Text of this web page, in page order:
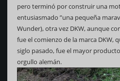
pero terminó por construir una
entusiasmado ”una pequeña
Wunder), otra vez DKW, aunque
fue el comienzo de la marca DKW,
siglo pasado, fue el mayor
orgullo alemán.